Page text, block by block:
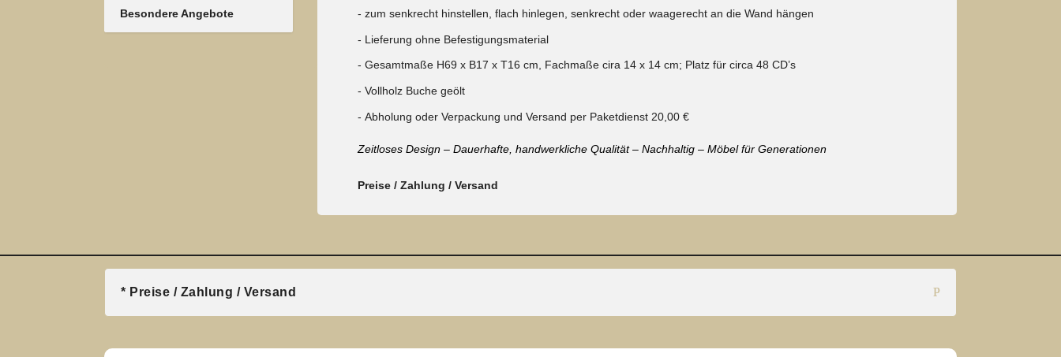
Besondere Angebote zum senkrecht hinstellen, flach hinlegen, senkrecht oder waagerecht an die Wand hängen
Lieferung ohne Befestigungsmaterial
Gesamtmaße H69 x B17 x T16 cm, Fachmaße cira 14 x 14 cm; Platz für circa 48 CD’s
Vollholz Buche geölt
Abholung oder Verpackung und Versand per Paketdienst 20,00 €
Zeitloses Design – Dauerhafte, handwerkliche Qualität – Nachhaltig – Möbel für Generationen
Preise / Zahlung / Versand
* Preise / Zahlung / Versand